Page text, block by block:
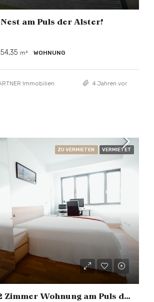
am Puls der Alster!
54,35 m² WOHNUNG
Immobilien 4 Jahren vor
ZU VERMIETEN VERMIETET
Möblierte 2 Zimmer Wohnung am Puls der Alster